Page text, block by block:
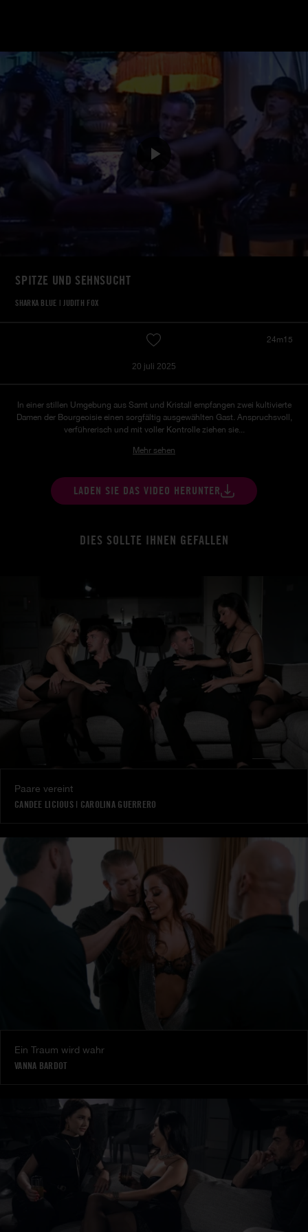
SPITZE UND SEHNSUCHT
SHARKA BLUE |JUDITH FOX
24m15
20 juli 2025
In einer stillen Umgebung aus Samt und Kristall empfangen zwei kultivierte
Damen der Bourgeoisie einen sorgfältig ausgewählten Gast. Anspruchsvoll,
verführerisch und mit voller Kontrolle ziehen sie...
Mehr sehen
LADEN SIE DAS VIDEO HERUNTER
DIES SOLLTE IHNEN GEFALLEN
Paare vereint
CANDEE LICIOUS| CAROLINA GUERRERO
Ein Traum wird wahr
VANNA BARDOT